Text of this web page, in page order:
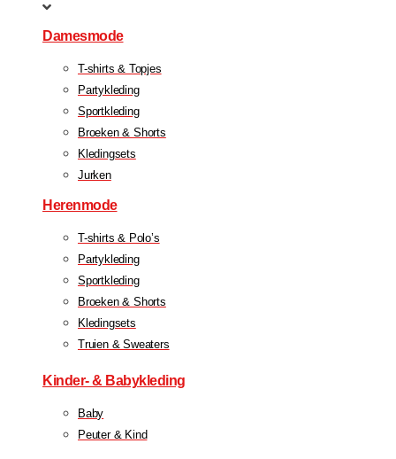
Damesmode
T-shirts & Topjes
Partykleding
Sportkleding
Broeken & Shorts
Kledingsets
Jurken
Herenmode
T-shirts & Polo’s
Partykleding
Sportkleding
Broeken & Shorts
Kledingsets
Truien & Sweaters
Kinder- & Babykleding
Baby
Peuter & Kind